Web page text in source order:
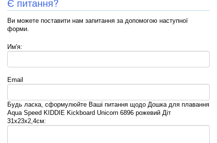
Ви можете поставити нам запитання за допомогою наступної
форми.
Им'я:
Email
Будь ласка, сформулюйте Ваші питання щодо Дошка для плавання
Aqua Speed KIDDIE Kickboard Unicorn 6896 рожевий Діт
31x23x2,4cм: